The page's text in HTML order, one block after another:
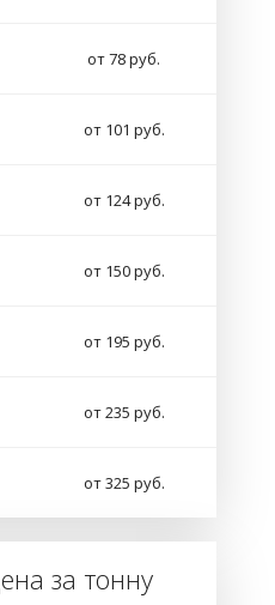
от 78 руб.
от 101 руб.
от 124 руб.
от 150 руб.
от 195 руб.
от 235 руб.
от 325 руб.
за тонну